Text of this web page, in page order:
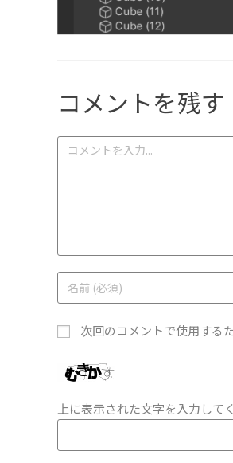
コメントを残す
次回のコメントで使用する
上に表示された文字を入力して